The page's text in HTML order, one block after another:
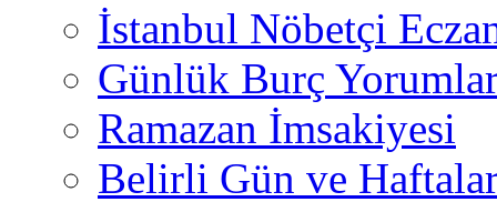
İstanbul Nöbetçi
Günlük Burç
Ramazan İmsakiyesi
Belirli Gün ve